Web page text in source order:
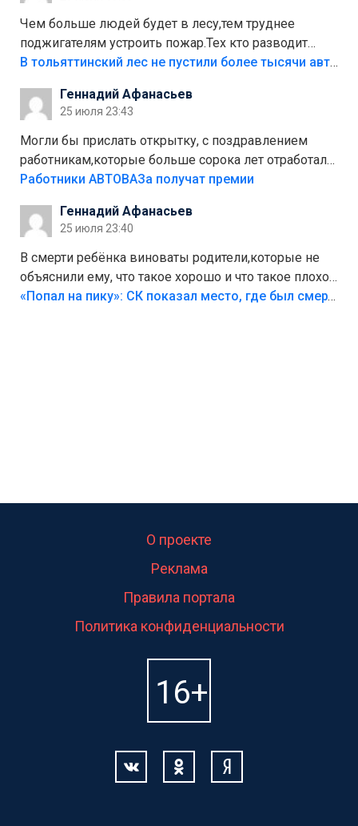
Чем больше людей будет в лесу,тем труднее
поджигателям устроить пожар.Тех кто разводит
костры,тех надо безбожно штрафовать.Камер полно
Штрафы мизерные.
В тольяттинский лес не пустили более тысячи автомобилей
Геннадий Афанасьев
25 июля 23:43
Могли бы прислать открытку, с поздравлением
работникам,которые больше сорока лет отработали
на предприятии.
Работники АВТОВАЗа получат премии
Геннадий Афанасьев
25 июля 23:40
В смерти ребёнка виноваты родители,которые не
объяснили ему, что такое хорошо и что такое плохо!
Лезть через такой забор,верх безумия,есть же
«Попал на пику»: СК показал место, где был смертельно травмирован ребенок в Тольятти
О проекте
Реклама
Правила портала
Политика конфиденциальности